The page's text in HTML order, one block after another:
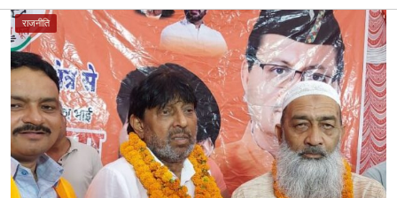
ce
b
o
o
k
tt
er
at
s
A
p
p
e
gr
a
m
se
n
g
er
ar
e
राजनीति